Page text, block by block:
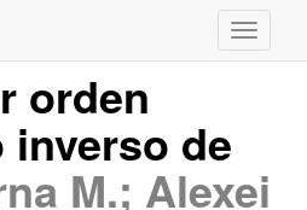
orden
de
M.; Alexei